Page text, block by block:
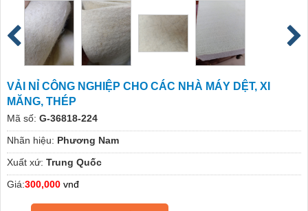
VẢI NỈ CÔNG NGHIỆP CHO CÁC NHÀ MÁY DỆT, XI
MĂNG, THÉP
Mã số: G-36818-224
Nhãn hiệu: Phương Nam
Xuất xứ: Trung Quốc
Giá:300,000 vnđ